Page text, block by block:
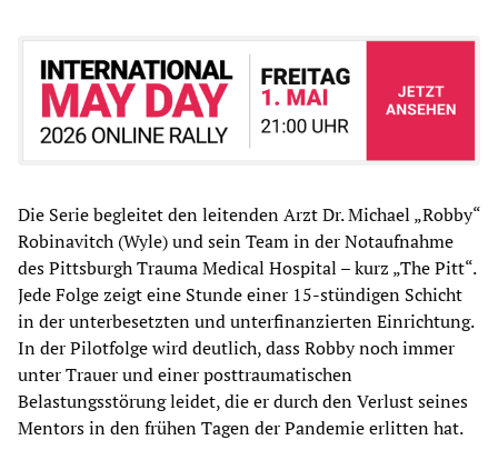
Die Serie begleitet den leitenden Arzt Dr. Michael „Robby“
Robinavitch (Wyle) und sein Team in der Notaufnahme
des Pittsburgh Trauma Medical Hospital – kurz „The Pitt“.
Jede Folge zeigt eine Stunde einer 15-stündigen Schicht
in der unterbesetzten und unterfinanzierten Einrichtung.
In der Pilotfolge wird deutlich, dass Robby noch immer
unter Trauer und einer posttraumatischen
Belastungsstörung leidet, die er durch den Verlust seines
Mentors in den frühen Tagen der Pandemie erlitten hat.